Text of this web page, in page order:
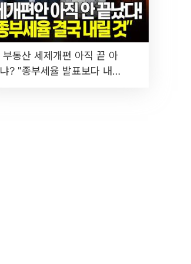
부동산 세제개편 아직 끝 아
냐? "종부세율 발표보다 내릴